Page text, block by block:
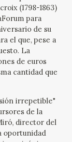
(1798-1863)
para
de su
el que, pese a
La
de euros
cantidad que
irrepetible"
de la
director del
oportunidad